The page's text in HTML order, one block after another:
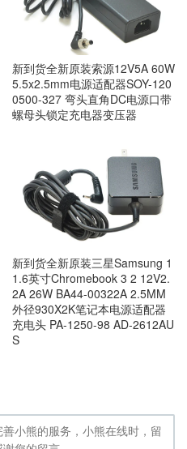
新到货全新原装索源12V5A 60W
5.5x2.5mm电源适配器SOY-120
0500-327 弯头直角DC电源口带
螺母头锁定充电器变压器
新到货全新原装三星Samsung 1
1.6英寸Chromebook 3 2 12V2.
2A 26W BA44-00322A 2.5MM
外径930X2K笔记本电源适配器
充电头 PA-1250-98 AD-2612AU
S